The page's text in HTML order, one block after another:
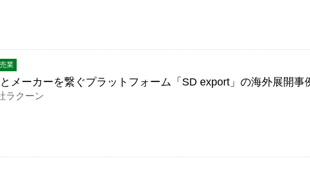
業
メーカーを繋ぐプラットフォーム「SD export」の海外展開事
ラクーン